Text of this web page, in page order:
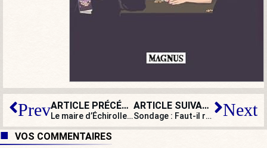
Prev ARTICLE PRÉCÉDENT
Le maire d’Échirolles interdit finalement la conférence de deux imams islamistes
ARTICLE SUIVANT
Sondage : Faut-il renationaliser les autoroutes ? Next
VOS COMMENTAIRES